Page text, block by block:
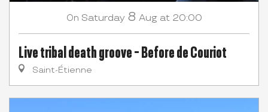
On Saturday 8 Aug at 20:00
Live tribal death groove - Before de Couriot
Saint-Étienne